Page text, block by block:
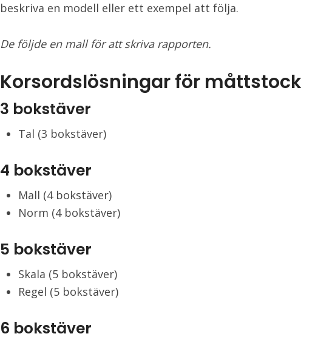
beskriva en modell eller ett exempel att följa.
De följde en mall för att skriva rapporten.
Korsordslösningar för måttstock
3 bokstäver
Tal (3 bokstäver)
4 bokstäver
Mall (4 bokstäver)
Norm (4 bokstäver)
5 bokstäver
Skala (5 bokstäver)
Regel (5 bokstäver)
6 bokstäver